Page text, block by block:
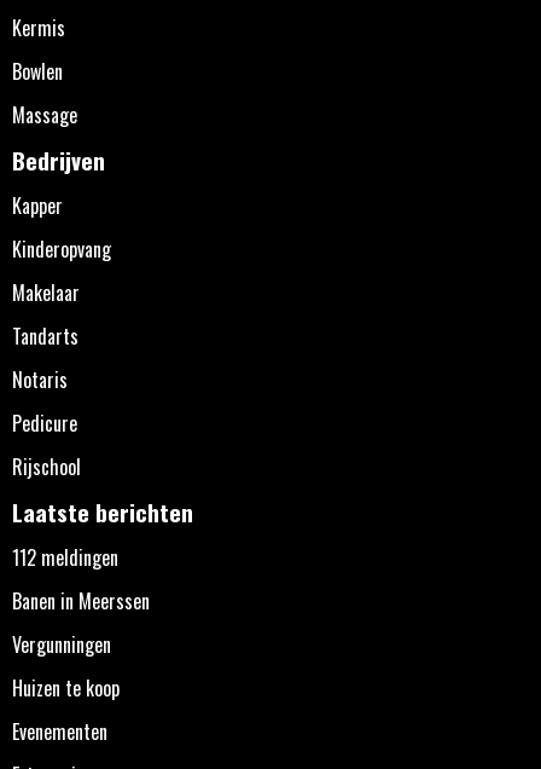
Kermis
Bowlen
Massage
Bedrijven
Kapper
Kinderopvang
Makelaar
Tandarts
Notaris
Pedicure
Rijschool
Laatste berichten
112 meldingen
Banen in Meerssen
Vergunningen
Huizen te koop
Evenementen